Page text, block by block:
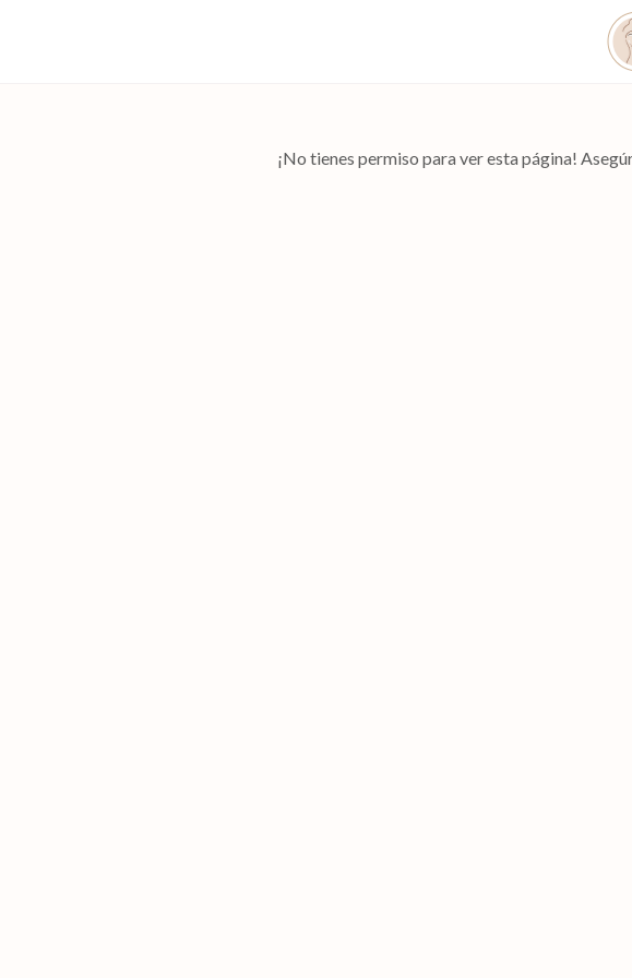
¡No tienes permiso para ver esta página!